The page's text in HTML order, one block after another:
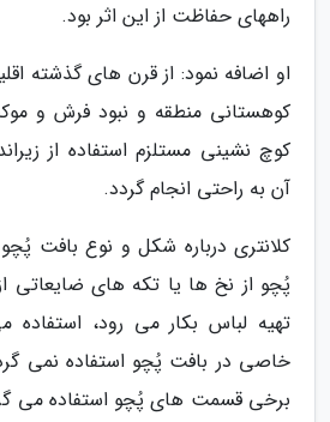
راههای حفاظت از این اثر بود.
او اضافه نمود: از قرن های گذشته
کوهستانی منطقه و نبود فرش و
کوچ نشینی مستلزم استفاده از
آن به راحتی انجام گردد.
کلانتری درباره شکل و نوع بافت
پُچو از نخ ها یا تکه های ضایعاتی
تهیه لباس بکار می رود، استفاده
خاصی در بافت پُچو استفاده نمی
برخی قسمت های پُچو استفاده می